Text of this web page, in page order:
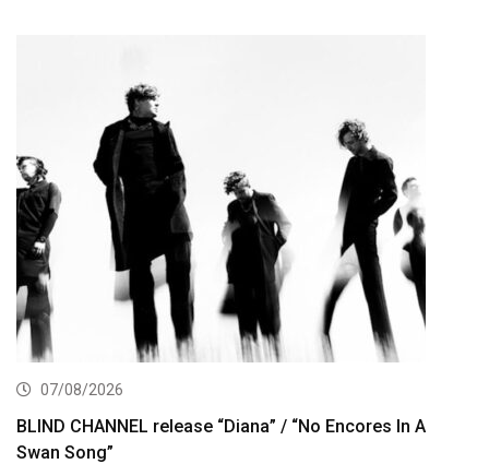
07/08/2026
BLIND CHANNEL release “Diana” / “No Encores In A
Swan Song”